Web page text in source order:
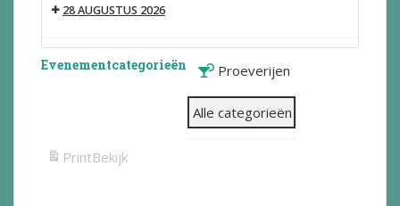
28 AUGUSTUS 2026
Evenementcategorieën Proeverijen
Alle categorieën
PrintBekijk